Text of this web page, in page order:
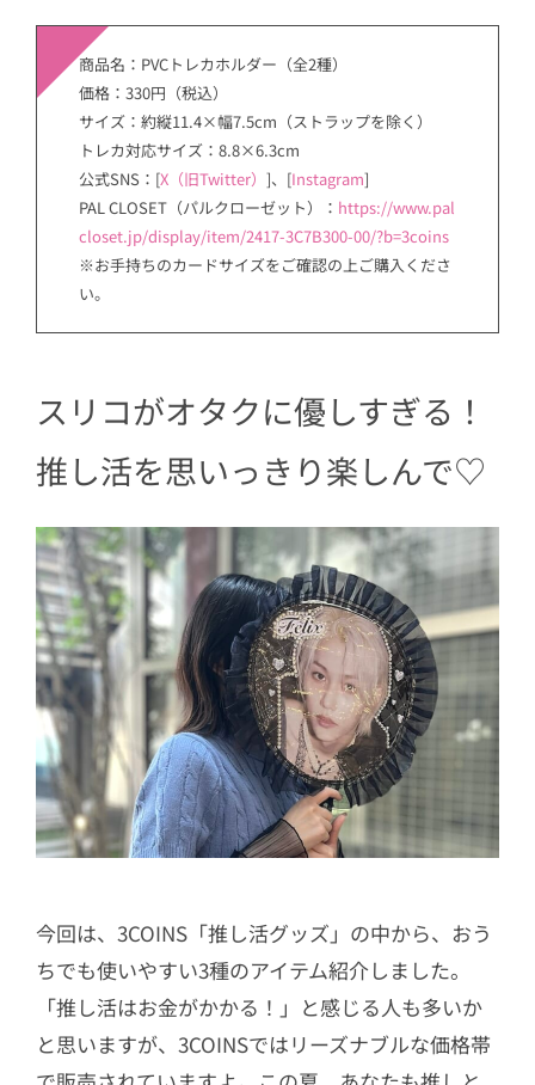
商品名：PVCトレカホルダー（全2種）
価格：330円（税込）
サイズ：約縦11.4×幅7.5cm（ストラップを除く）
トレカ対応サイズ：8.8×6.3cm
公式SNS：[X（旧Twitter） ]、[Instagram]
PAL CLOSET（パルクローゼット）： https://www.pal
closet.jp/display/item/2417-3C7B300-00/?b=3coins
※お手持ちのカードサイズをご確認の上ご購入くださ
い。
スリコがオタクに優しすぎる！
推し活を思いっきり楽しんで♡
今回は、3COINS「推し活グッズ」の中から、おう
ちでも使いやすい3種のアイテム紹介しました。
「推し活はお金がかかる！」と感じる人も多いか
と思いますが、3COINSではリーズナブルな価格帯